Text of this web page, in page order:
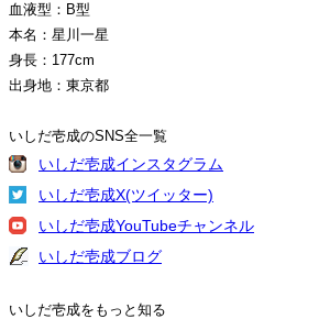
血液型：B型
本名：星川一星
身長：177cm
出身地：東京都
いしだ壱成のSNS全一覧
いしだ壱成インスタグラム
いしだ壱成X(ツイッター)
いしだ壱成YouTubeチャンネル
いしだ壱成ブログ
いしだ壱成をもっと知る